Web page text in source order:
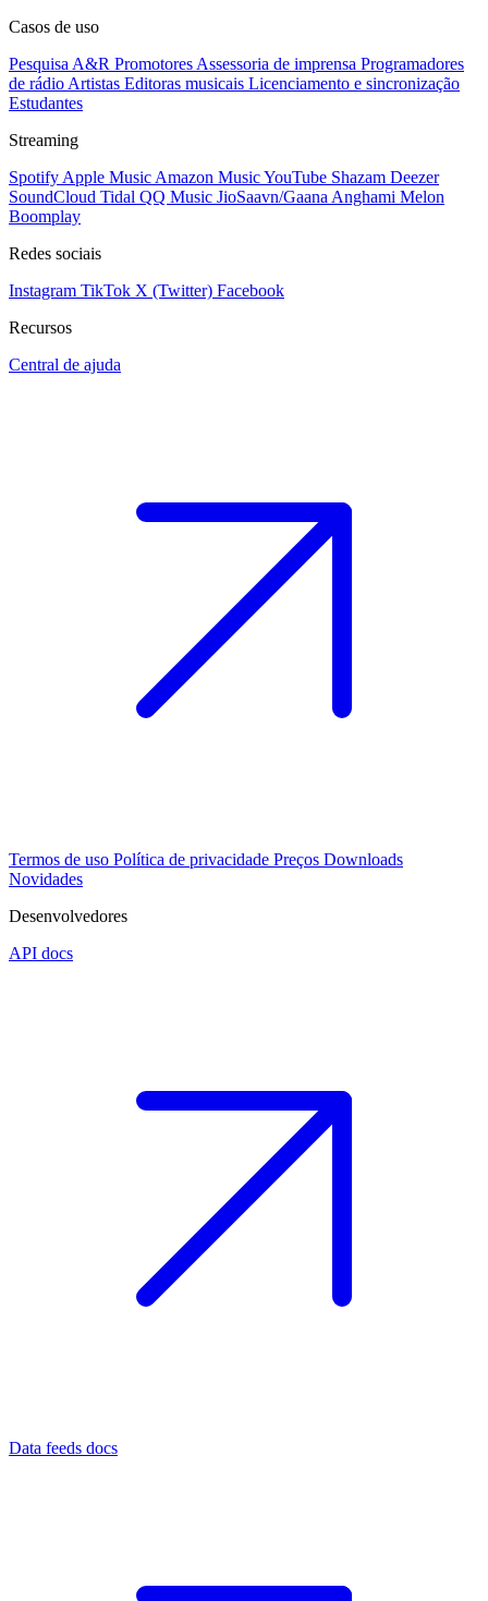
Casos de uso
Pesquisa A&R Promotores Assessoria de imprensa Programadores
de rádio Artistas Editoras musicais Licenciamento e sincronização
Estudantes
Streaming
Spotify Apple Music Amazon MusicYouTube Shazam Deezer
SoundCloud Tidal QQ Music JioSaavn/Gaana Anghami Melon
Boomplay
Redes sociais
Instagram TikTok X (Twitter) Facebook
Recursos
Central de ajuda
Termos de uso Política de privacidade Preços Downloads
Novidades
Desenvolvedores
API docs
Data feeds docs